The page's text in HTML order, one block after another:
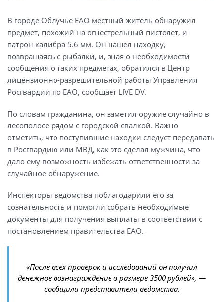
В городе Облучье ЕАО местный житель обнаружил
предмет, похожий на огнестрельный пистолет, и
патрон калибра 5.6 мм. Он нашел находку,
возвращаясь с рыбалки, и, зная о необходимости
сообщения о таких предметах, обратился в Центр
лицензионно-разрешительной работы Управления
Росгвардии по ЕАО, сообщает LIVE DV.
По словам гражданина, он заметил оружие случайно в
лесополосе рядом с городской свалкой. Важно
отметить, что поступившие находки следует передавать
в Росгвардию или МВД, как это сделал мужчина, что
дало ему возможность избежать ответственности за
случайное обнаружение.
Инспекторы ведомства поблагодарили его за
сознательность и помогли собрать необходимые
документы для получения выплаты в соответствии с
постановлением правительства ЕАО.
«После всех проверок и исследований он получил
денежное вознаграждение в размере 3500 рублей», —
сообщили представители ведомства.